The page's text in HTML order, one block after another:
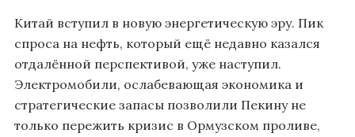
Китай вступил в новую энергетическую эру. Пик
спроса на нефть, который ещё недавно казался
отдалённой перспективой, уже наступил.
Электромобили, ослабевающая экономика и
стратегические запасы позволили Пекину не
только пережить кризис в Ормузском проливе,